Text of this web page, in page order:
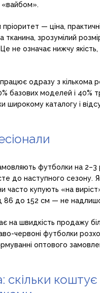
«вайбом».
— ціна,
тканина, зрозумілий
не означає нижчу
одразу з кількома
базових моделей і 40%
широкому каталогу і
футболки на
до наступного сезону.
часто купують «на
86 до 152 см — не
на швидкість продажу
червоні футболки
оптового
коштує